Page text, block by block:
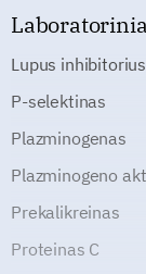
Lupus
P-selektinas
Plazminogenas
Plazminogeno
Prekalikreinas
Proteinas C